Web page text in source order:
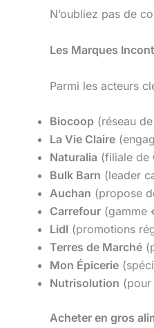
N’oubliez pas de
Les Marques
Parmi les acteurs
Biocoop (réseau
La Vie Claire
Naturalia (filiale de
Bulk Barn (leader
Auchan (propose
Carrefour (gamme
Lidl (promotions
Terres de Marché
Mon Épicerie
Nutrisolution (pour
Acheter en gros